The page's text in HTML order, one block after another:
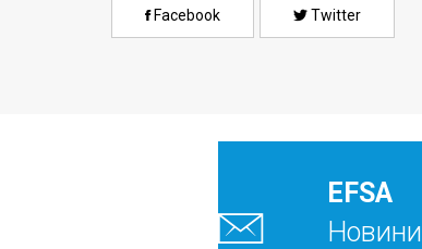
Facebook Twitter
EFSA
Новини